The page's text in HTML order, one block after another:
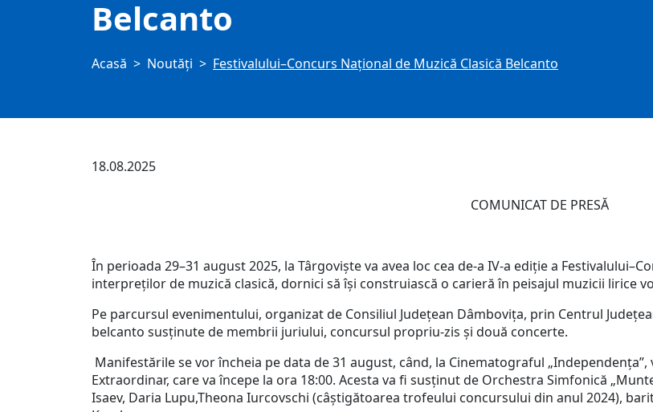
Belcanto
Acasă Noutăți Festivalului–Concurs Național de Muzică Clasică Belcanto
18.08.2025
COMUNICAT DE PRESĂ
În perioada 29–31 august 2025, la Târgoviște va avea loc cea de-a IV-a ediție a
interpreților de muzică clasică, dornici să își construiască o carieră în peisajul muzicii lirice
Pe parcursul evenimentului, organizat de Consiliul Județean Dâmbovița, prin Centrul
belcanto susținute de membrii juriului, concursul propriu-zis și două concerte.
Manifestările se vor încheia pe data de 31 august, când, la Cinematograful
Extraordinar, care va începe la ora 18:00. Acesta va fi susținut de Orchestra Simfonică
Isaev, Daria Lupu,Theona Iurcovschi (câștigătoarea trofeului concursului din anul 2024),